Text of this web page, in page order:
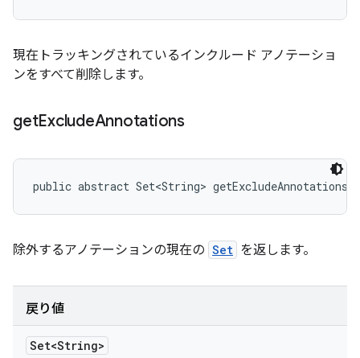
現在トラッキングされているインクルード アノテーショ
ンをすべて削除します。
getExcludeAnnotations
public abstract Set<String> getExcludeAnnotations
除外するアノテーションの現在の Set を返します。
戻り値
Set<String>